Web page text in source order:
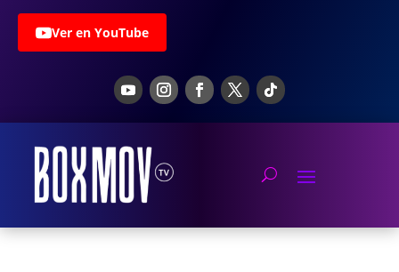
Ver en YouTube